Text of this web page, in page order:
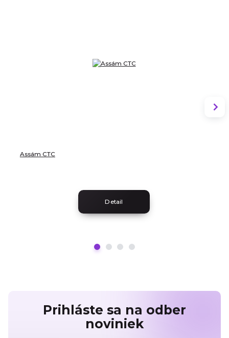
Assám CTC
Detail
Prihláste sa na odber
noviniek